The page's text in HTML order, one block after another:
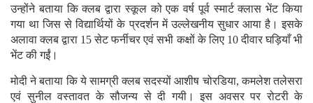
उन्होंने बताया कि क्लब द्वारा स्कूल को एक वर्ष पूर्व स्मार्ट क्लास भेंट किया
गया था जिस से विद्यार्थियों के प्रदर्शन में उल्लेखनीय सुधार आया है। इसके
अलावा क्लब द्वारा 15 सेट फर्नीचर एवं सभी कक्षों के लिए 10 दीवार घड़ियाँ भी
भेंट की गईं।
मोदी ने बताया कि ये सामग्री क्लब सदस्यों आशीष चोरडिया, कमलेश तलेसरा
एवं सुनील वस्तावत के सौजन्य से दी गयी। इस अवसर पर रोटरी के